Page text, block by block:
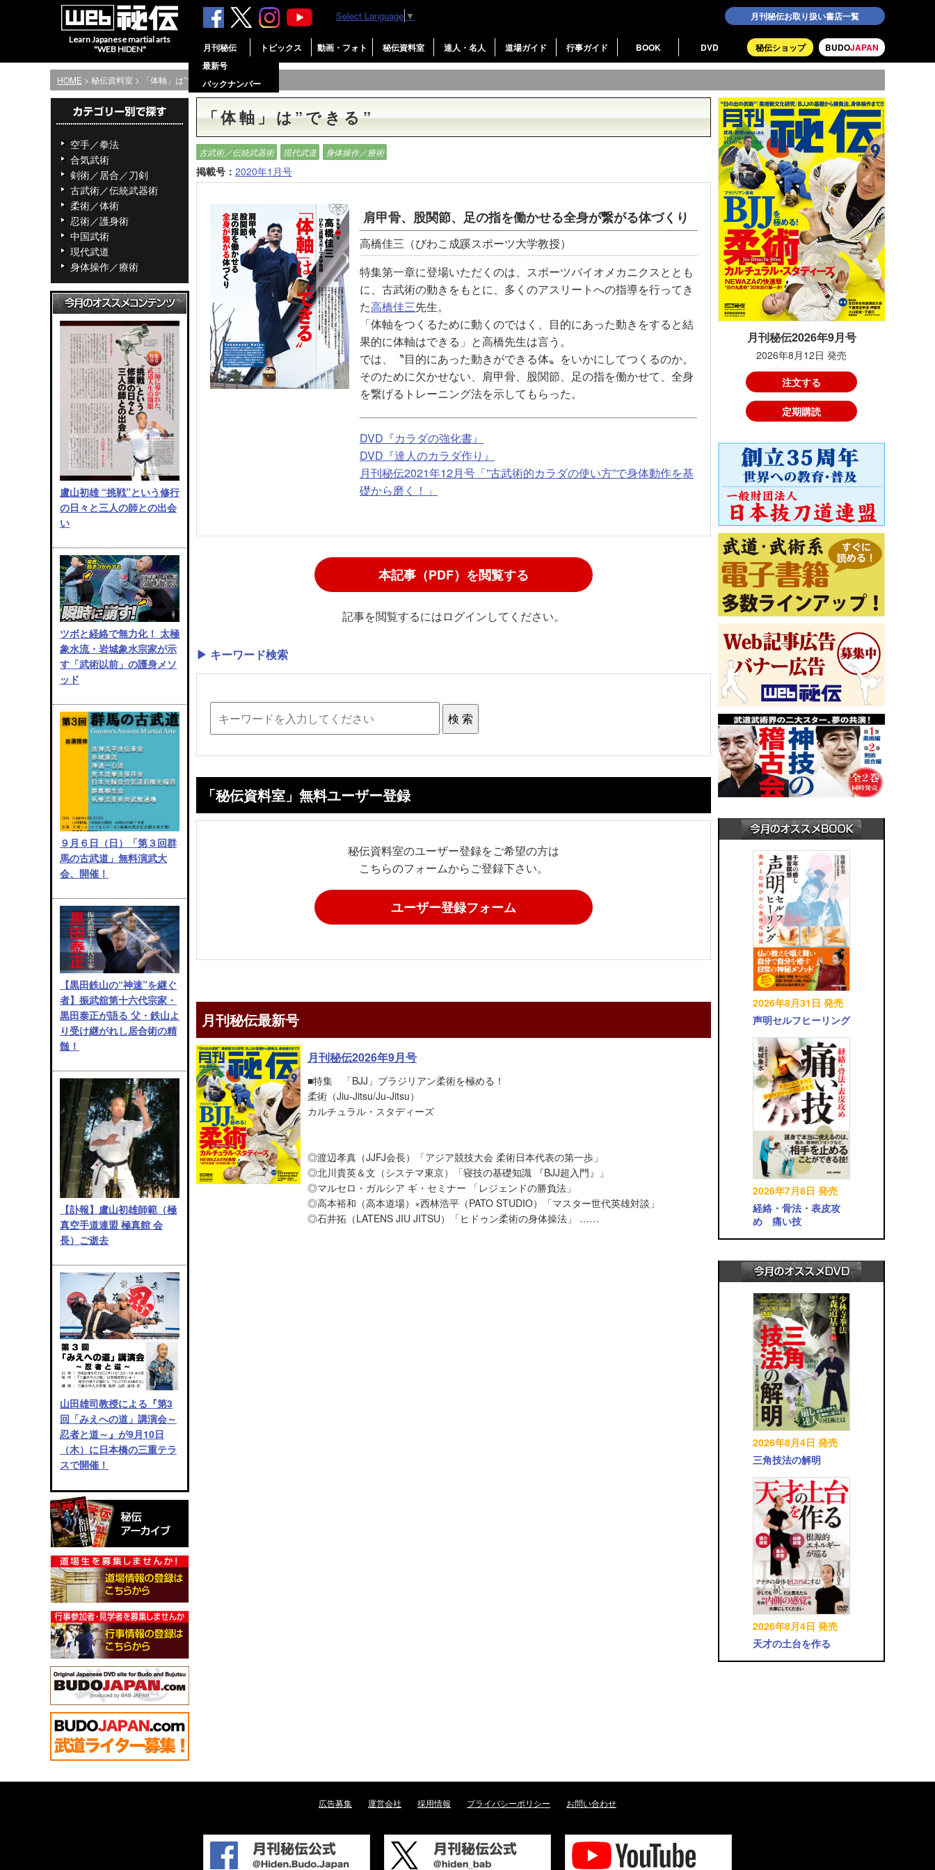
Learn Japanese martial arts
"WEB HIDEN"
月刊秘伝お取り扱い書店一覧
BUDOJAPAN
秘伝ショップ
月刊秘伝
最新号
バックナンバー
トピックス 動画・フォト 秘伝資料室 達人・名人 道場ガイド 行事ガイド BOOK DVD
Select Language ▼
HOME > 秘伝資料室 > 「体軸」は”できる”
空手／拳法
合気武術
剣術／居合／刀剣
古武術／伝統武器術
柔術／体術
忍術／護身術
中国武術
現代武道
身体操作／療術
盧山初雄 “挑戦”という修行
の日々と三人の師との出会
い
ツボと経絡で無力化！ 太極
象水流・岩城象水宗家が示
す「武術以前」の護身メソ
ッド
９月６日（日）「第３回群
馬の古武道」無料演武大
会、開催！
【黒田鉄山の“神速”を継ぐ
者】振武舘第十六代宗家・
黒田泰正が語る 父・鉄山よ
り受け継がれし居合術の精
髄！
【訃報】盧山初雄師範（極
真空手道連盟 極真館 会
長）ご逝去
山田雄司教授による『第3
回「みえへの道」講演会～
忍者と道～』が9月10日
（木）に日本橋の三重テラ
スで開催！
「体軸」は”できる”
古武術／伝統武器術 現代武道 身体操作／療術
掲載号： 2020年1月号
肩甲骨、股関節、足の指を働かせる全身が繋がる体づくり
高橋佳三（びわこ成蹊スポーツ大学教授）
特集第一章に登場いただくのは、スポーツバイオメカニクスととも
に、古武術の動きをもとに、多くのアスリートへの指導を行ってき
た高橋佳三先生。
「体軸をつくるために動くのではく、目的にあった動きをすると結
果的に体軸はできる」と高橋先生は言う。
では、〝目的にあった動きができる体〟をいかにしてつくるのか。
そのために欠かせない、肩甲骨、股関節、足の指を働かせて、全身
を繋げるトレーニング法を示してもらった。
DVD『カラダの強化書』
DVD『達人のカラダ作り』
月刊秘伝2021年12月号「”古武術的カラダの使い方”で身体動作を基
礎から磨く！」
本記事（PDF）を閲覧する
記事を閲覧するにはログインしてください。
▶ キーワード検索
「秘伝資料室」無料ユーザー登録
秘伝資料室のユーザー登録をご希望の方は
こちらのフォームからご登録下さい。
ユーザー登録フォーム
月刊秘伝最新号
月刊秘伝2026年9月号
■特集 「BJJ」ブラジリアン柔術を極める！
柔術（Jiu-Jitsu/Ju-Jitsu）
カルチュラル・スタディーズ
◎渡辺孝真（JJFJ会長）「アジア競技大会 柔術日本代表の第一歩」
◎北川貴英＆文（システマ東京）「寝技の基礎知識 『BJJ超入門』」
◎マルセロ・ガルシア ギ・セミナー 「レジェンドの勝負法」
◎高本裕和（高本道場）×西林浩平（PATO STUDIO）「マスター世代英雄対談」
◎石井拓（LATENS JIU JITSU）「ヒドゥン柔術の身体操法」 ……
月刊秘伝2026年9月号
2026年8月12日 発売
注文する
定期購読
2026年8月31日 発売
声明セルフヒーリング
2026年7月8日 発売
経絡・骨法・表皮攻
め 痛い技
2026年8月4日 発売
三角技法の解明
2026年8月4日 発売
天才の土台を作る
広告募集 運営会社 採用情報 プライバシーポリシー お問い合わせ